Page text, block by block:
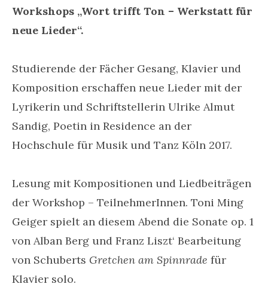
Workshops „Wort trifft Ton – Werkstatt für
neue Lieder“.
Studierende der Fächer Gesang, Klavier und
Komposition erschaffen neue Lieder mit der
Lyrikerin und Schriftstellerin Ulrike Almut
Sandig, Poetin in Residence an der
Hochschule für Musik und Tanz Köln 2017.
Lesung mit Kompositionen und Liedbeiträgen
der Workshop – TeilnehmerInnen. Toni Ming
Geiger spielt an diesem Abend die Sonate op. 1
von Alban Berg und Franz Liszt‘ Bearbeitung
von Schuberts Gretchen am Spinnrade für
Klavier solo.